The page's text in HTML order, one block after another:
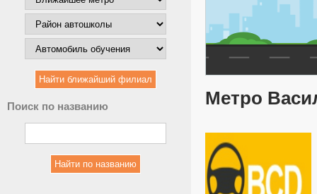
Поиск по названию Метро